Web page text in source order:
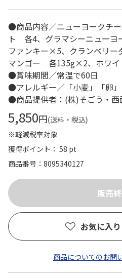
●商品内容／ニューヨークチ
ト 各4、グラマシーニュー
ファンキー×5、クランベリー
マンゴー 各135g×2、ホワイ
●賞味期間／常温で60日
●アレルギー／「小麦」「卵
●商品提供者：(株)そごう・
5,850円(送料・税込)
※軽減税率対象
獲得ポイント： 58 pt
商品番号
8095340127
お気に入
商品についてのお問